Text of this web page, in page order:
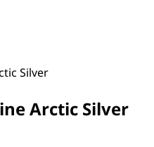
Silver
Arctic Silver